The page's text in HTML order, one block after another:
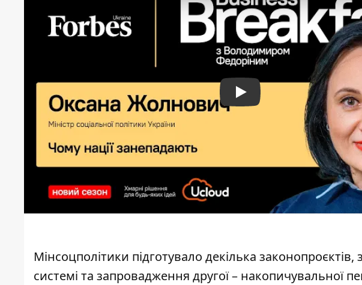
Play
Мінсоцполітики підготувало декілька
системі та запровадження другої – накопичувальної